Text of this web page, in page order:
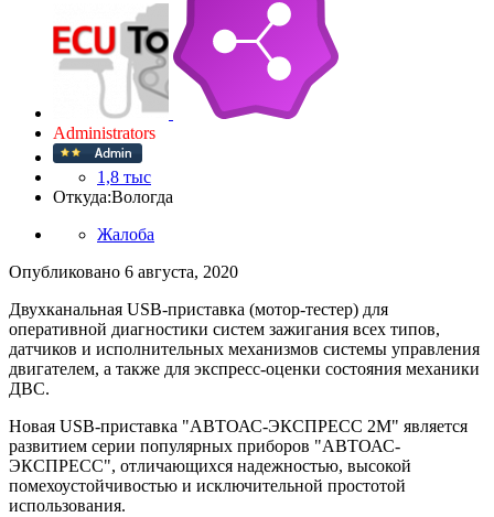
Administrators
1,8 тыс
Откуда:Вологда
Жалоба
Опубликовано 6 августа, 2020
Двухканальная USB-приставка (мотор-тестер) для
оперативной диагностики систем зажигания всех типов,
датчиков и исполнительных механизмов системы управления
двигателем, а также для экспресс-оценки состояния механики
ДВС.
Новая USB-приставка "АВТОАС-ЭКСПРЕСС 2М" является
развитием серии популярных приборов "АВТОАС-
ЭКСПРЕСС", отличающихся надежностью, высокой
помехоустойчивостью и исключительной простотой
использования.